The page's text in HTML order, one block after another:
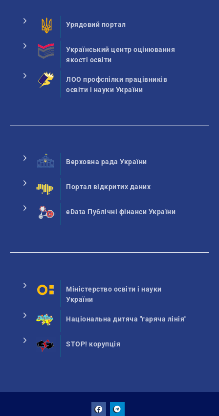
Урядовий портал
Український центр оцінювання
якості освіти
ЛОО профспілки працівників
освіти і науки України
Верховна рада України
Портал відкритих даних
eData Публічні фінанси України
Міністерство освіти і науки
України
Національна дитяча "гаряча лінія"
STOP! корупція